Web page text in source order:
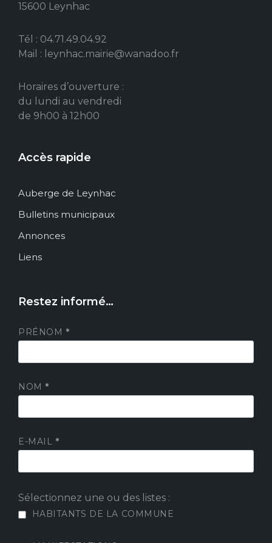
15600 Leynhac
Tél : 04.71.49.04.92
Mail : leynhac.mairie@wanadoo.fr
Horaires d’ouverture :
du lundi au vendredi
de 9h00 à 12h00
Accès rapide
Auberge de Leynhac
Bulletins municipaux
Annonces
Liens
Restez informé…
PRÉNOM *
NOM *
E-MAIL *
Sélectionnez une ou des listes :
HABITANTS DE LA COMMUNE